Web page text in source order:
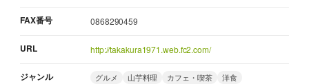
FAX番号 0868290459
URL http://takakura1971.web.fc2.com/
ジャンル グルメ 山芋料理 カフェ・喫茶
洋食